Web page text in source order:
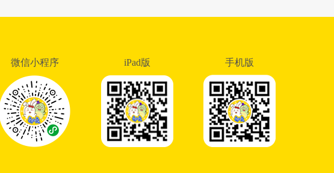
微信小程序 iPad版 手机版